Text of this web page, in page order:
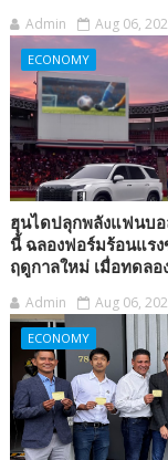
Admin Aug 06,
ECONOMY
ฮุนไดปลุกพลังแฟนบอ
นี้ ฉลองฟอร์มร้อนแร
ฤดูกาลใหม่ เมื่อทดล
Admin Aug 06,
ECONOMY